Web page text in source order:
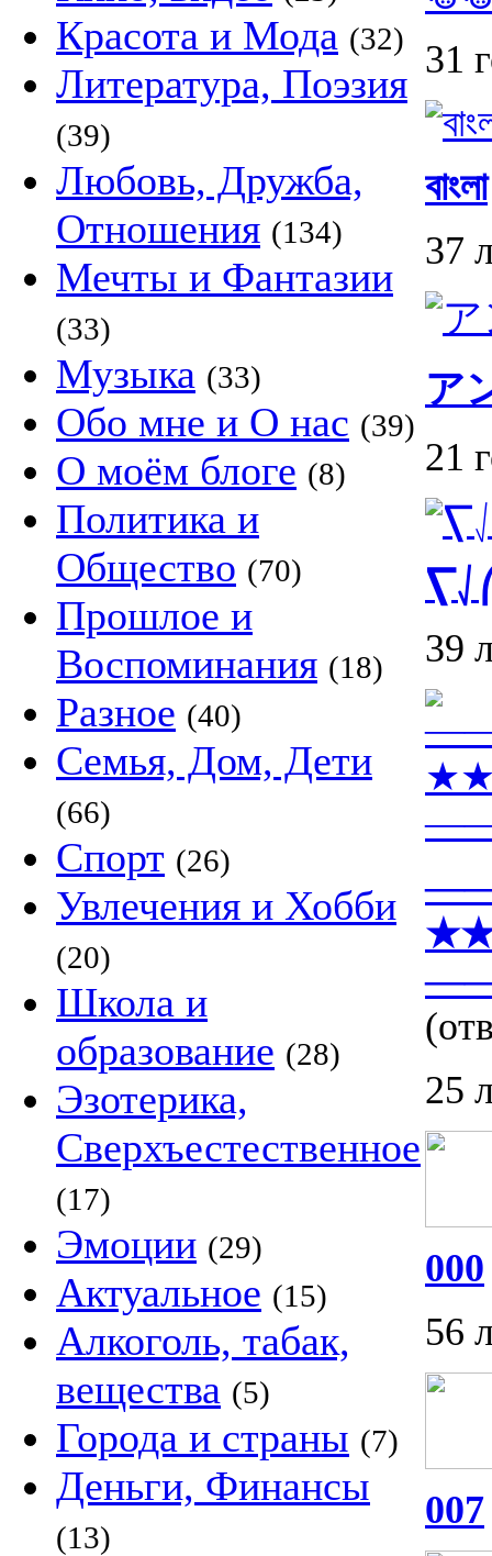
Красота и Мода (32)
Литература, Поэзия
(39)
Любовь, Дружба,
Отношения (134)
Мечты и Фантазии
(33)
Музыка (33)
Обо мне и О нас (39)
О моём блоге (8)
Политика и
Общество (70)
Прошлое и
Воспоминания (18)
Разное (40)
Семья, Дом, Дети
(66)
Спорт (26)
Увлечения и Хобби
(20)
Школа и
образование (28)
Эзотерика,
Сверхъестественное
(17)
Эмоции (29)
Актуальное (15)
Алкоголь, табак,
вещества (5)
Города и страны (7)
Деньги, Финансы
(13)
31
বাংলা
37
ア
21
39
25
000
56
007